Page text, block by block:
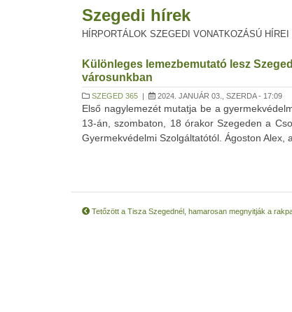
Szegedi hírek
HÍRPORTÁLOK SZEGEDI VONATKOZÁSÚ HÍREI
Különleges lemezbemutató lesz
városunkban
SZEGED 365 | 2024. JANUÁR 03., SZERDA - 17:09
Első nagylemezét mutatja be a
13-án, szombaton, 18 órakor Szegeden a
Gyermekvédelmi Szolgáltatótól. Ágoston Alex,
Tetőzött a Tisza Szegednél, hamarosan megnyitják a